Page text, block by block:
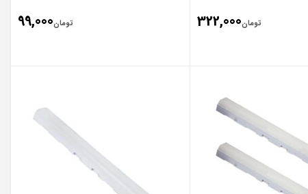
تومان322,000 تومان99,000